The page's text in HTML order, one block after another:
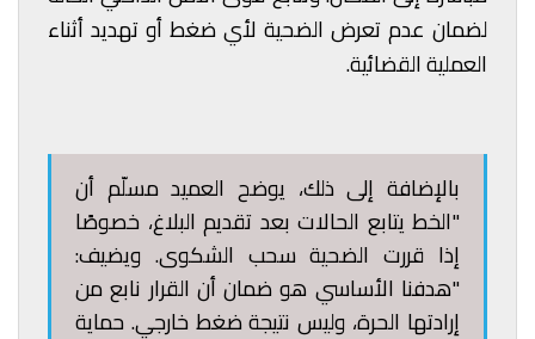
لضمان عدم تعرض الضحية لأي ضغط أو تهديد أثناء
العملية القضائية.
بالإضافة إلى ذلك، يوضح العميد مسلّم أن
"الخط يتابع الحالات بعد تقديم البلاغ، خصوصًا
إذا قررت الضحية سحب الشكوى. ويضيف:
"هدفنا الأساسي هو ضمان أن القرار نابع من
إرادتها الحرة، وليس نتيجة ضغط خارجي. حماية